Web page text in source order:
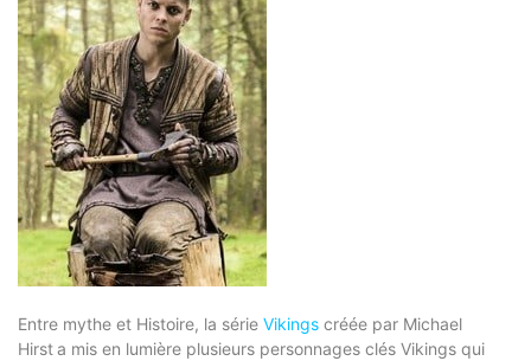
Entre mythe et Histoire, la série Vikings créée par Michael
Hirsta mis en lumière plusieurs personnages clés Vikings qui